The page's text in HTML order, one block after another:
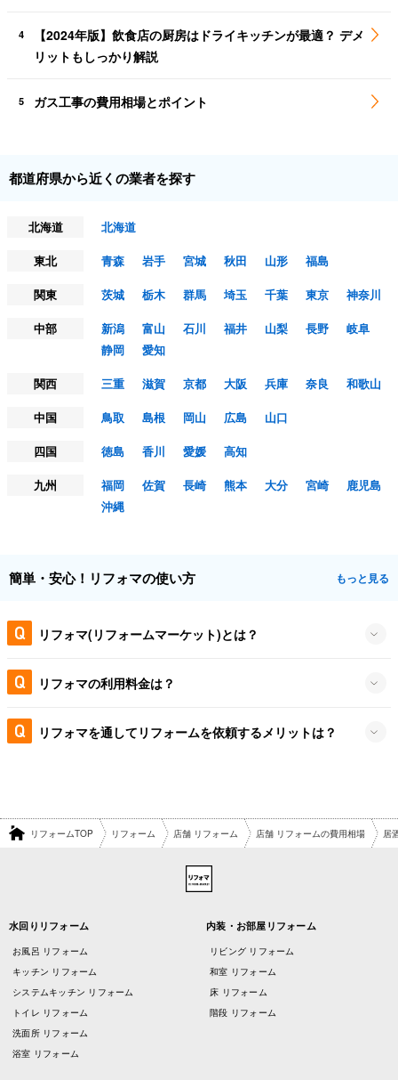
4
【2024年版】飲食店の厨房はドライキッチンが最適？ デメ
リットもしっかり解説
5 ガス工事の費用相場とポイント
都道府県から近くの業者を探す
北海道
北海道
東北
青森 岩手 宮城 秋田 山形
福島
関東
茨城 栃木 群馬 埼玉 千葉 東京
神奈川
中部
新潟 富山 石川 福井 山梨 長野
岐阜
静岡
愛知
関西
三重 滋賀 京都 大阪 兵庫 奈良
和歌山
中国
鳥取 島根 岡山 広島
山口
四国
徳島 香川 愛媛
高知
九州
福岡 佐賀 長崎 熊本 大分 宮崎
鹿児島
沖縄
簡単・安心！リフォマの使い方 もっと見る
リフォマ(リフォームマーケット)とは？
リフォマの利用料金は？
リフォマを通してリフォームを依頼するメリットは？
リフォームTOP リフォーム 店舗 リフォーム 店舗 リフォームの費用相場 居
水回りリフォーム
お風呂 リフォーム
キッチン リフォーム
システムキッチン リフォーム
トイレ リフォーム
洗面所 リフォーム
浴室 リフォーム
内装・お部屋リフォーム
リビング リフォーム
和室 リフォーム
床 リフォーム
階段 リフォーム